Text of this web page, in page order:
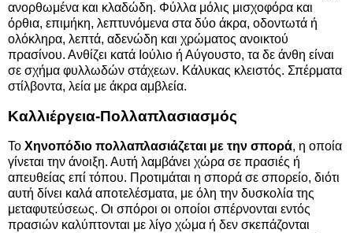
ανορθωμένα και κλαδώδη. Φύλλα μόλις μισχοφόρα και
όρθια, επιμήκη, λεπτυνόμενα στα δύο άκρα, οδοντωτά ή
ολόκληρα, λεπτά, αδενώδη και χρώματος ανοικτού
πρασίνου. Ανθίζει κατά Ιούλιο ή Αύγουστο, τα δε άνθη είναι
σε σχήμα φυλλωδών στάχεων. Κάλυκας κλειστός. Σπέρματα
στίλβοντα, λεία με άκρα αμβλεία.
Καλλιέργεια-Πολλαπλασιασμός
Το Χηνοπόδιο πολλαπλασιάζεται με την σπορά, η οποία
γίνεται την άνοιξη. Αυτή λαμβάνει χώρα σε πρασιές ή
απευθείας επί τόπου. Προτιμάται η σπορά σε σπορείο, διότι
αυτή δίνει καλά αποτελέσματα, με όλη την δυσκολία της
μεταφυτεύσεως. Οι σπόροι οι οποίοι σπέρνονται εντός
πρασιών καλύπτονται με λίγο χώμα ή δεν σκεπάζονται